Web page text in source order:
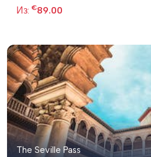
Из: €89.00
The Seville Pass